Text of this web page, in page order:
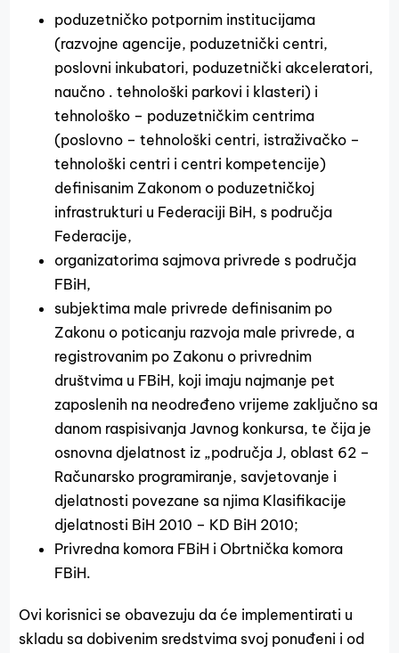
poduzetničko potpornim institucijama
(razvojne agencije, poduzetnički centri,
poslovni inkubatori, poduzetnički akceleratori,
naučno . tehnološki parkovi i klasteri) i
tehnološko – poduzetničkim centrima
(poslovno – tehnološki centri, istraživačko –
tehnološki centri i centri kompetencije)
definisanim Zakonom o poduzetničkoj
infrastrukturi u Federaciji BiH, s područja
Federacije,
organizatorima sajmova privrede s područja
FBiH,
subjektima male privrede definisanim po
Zakonu o poticanju razvoja male privrede, a
registrovanim po Zakonu o privrednim
društvima u FBiH, koji imaju najmanje pet
zaposlenih na neodređeno vrijeme zaključno sa
danom raspisivanja Javnog konkursa, te čija je
osnovna djelatnost iz „područja J, oblast 62 –
Računarsko programiranje, savjetovanje i
djelatnosti povezane sa njima Klasifikacije
djelatnosti BiH 2010 – KD BiH 2010;
Privredna komora FBiH i Obrtnička komora
FBiH.
Ovi korisnici se obavezuju da će implementirati u
skladu sa dobivenim sredstvima svoj ponuđeni i od